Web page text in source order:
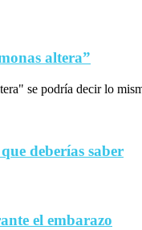
altera”
se podría decir lo
deberías saber
el embarazo